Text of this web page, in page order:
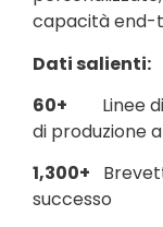
capacità end-
Dati salienti:
60+ Linee
di produzione
1,300+
successo